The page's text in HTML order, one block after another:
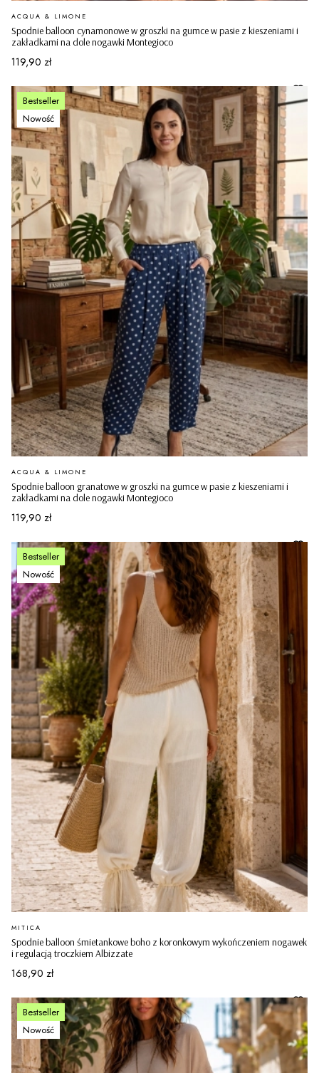
Spodnie balloon cynamonowe w groszki na gumce w pasie z kieszeniami i
zakładkami na dole nogawki Montegioco
PRODUCENT
ACQUA & LIMONE
Cena
119,90 zł
Bestseller
Nowość
Spodnie balloon granatowe w groszki na gumce w pasie z kieszeniami i
zakładkami na dole nogawki Montegioco
PRODUCENT
ACQUA & LIMONE
Cena
119,90 zł
Bestseller
Nowość
Spodnie balloon śmietankowe boho z koronkowym wykończeniem nogawek
i regulacją troczkiem Albizzate
PRODUCENT
MITICA
Cena
168,90 zł
Bestseller
Nowość